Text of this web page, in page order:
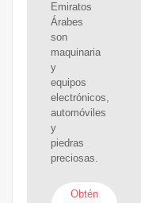
Emiratos
Árabes
son
maquinaria
y
equipos
electrónicos,
automóviles
y
piedras
preciosas.
Obtén